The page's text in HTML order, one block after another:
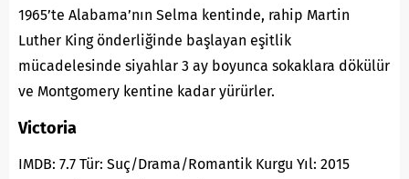
1965’te Alabama’nın Selma kentinde, rahip Martin
Luther King önderliğinde başlayan eşitlik
mücadelesinde siyahlar 3 ay boyunca sokaklara dökülür
ve Montgomery kentine kadar yürürler.
Victoria
IMDB: 7.7 Tür: Suç/Drama/Romantik Kurgu Yıl: 2015